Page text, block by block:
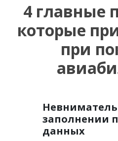
4 главные
которые
при
заполнении
данных